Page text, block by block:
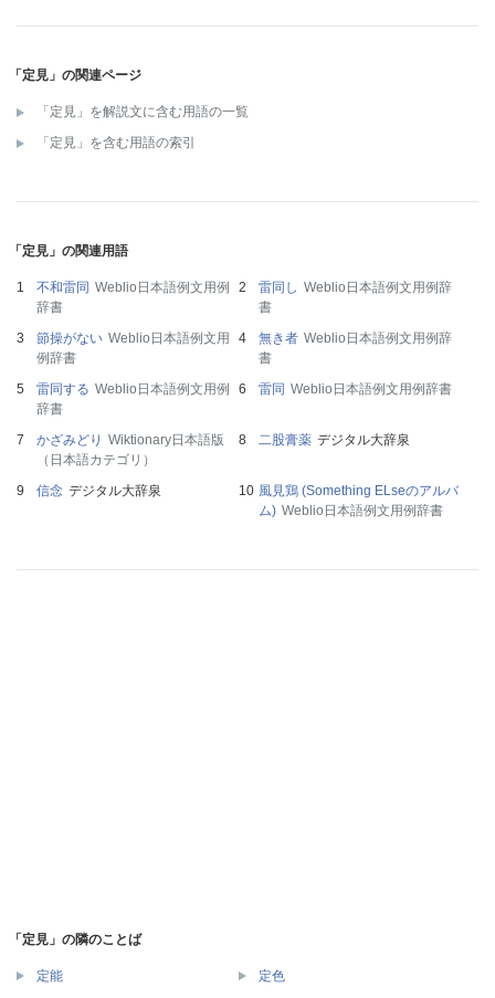
「定見」の関連ページ
「定見」を解説文に含む用語の一覧
「定見」を含む用語の索引
「定見」の関連用語
不和雷同 Weblio日本語例文用例
辞書
雷同し Weblio日本語例文用例辞
書
節操がない Weblio日本語例文用
例辞書
無き者 Weblio日本語例文用例辞
書
雷同する Weblio日本語例文用例
辞書
雷同 Weblio日本語例文用例辞書
かざみどり Wiktionary日本語版
（日本語カテゴリ）
二股膏薬 デジタル大辞泉
信念 デジタル大辞泉
風見鶏 (Something ELseのアルバ
ム) Weblio日本語例文用例辞書
「定見」の隣のことば
定能 定色